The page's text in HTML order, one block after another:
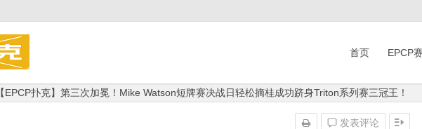
首页 EPCP
【EPCP扑克】第三次加冕！Mike Watson短牌赛决战日轻松摘桂成功跻身Triton系列赛三冠王！
发表评论